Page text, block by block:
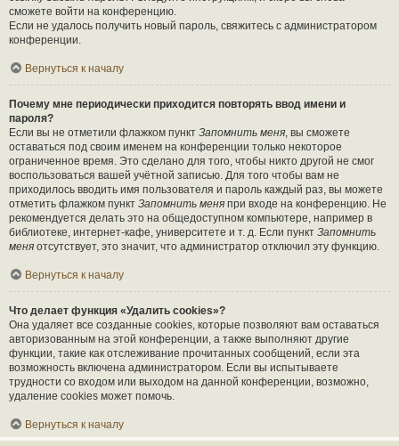
сможете войти на конференцию.
Если не удалось получить новый пароль, свяжитесь с администратором
конференции.
Вернуться к началу
Почему мне периодически приходится повторять ввод имени и
пароля?
Если вы не отметили флажком пункт Запомнить меня, вы сможете
оставаться под своим именем на конференции только некоторое
ограниченное время. Это сделано для того, чтобы никто другой не смог
воспользоваться вашей учётной записью. Для того чтобы вам не
приходилось вводить имя пользователя и пароль каждый раз, вы можете
отметить флажком пункт Запомнить меня при входе на конференцию. Не
рекомендуется делать это на общедоступном компьютере, например в
библиотеке, интернет-кафе, университете и т. д. Если пункт Запомнить
меня отсутствует, это значит, что администратор отключил эту функцию.
Вернуться к началу
Что делает функция «Удалить cookies»?
Она удаляет все созданные cookies, которые позволяют вам оставаться
авторизованным на этой конференции, а также выполняют другие
функции, такие как отслеживание прочитанных сообщений, если эта
возможность включена администратором. Если вы испытываете
трудности со входом или выходом на данной конференции, возможно,
удаление cookies может помочь.
Вернуться к началу